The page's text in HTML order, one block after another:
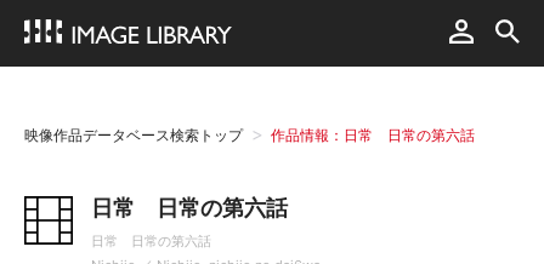
映像作品データベース検索トップ 作品情報：日常 日常の第六話
日常 日常の第六話
日常 日常の第六話